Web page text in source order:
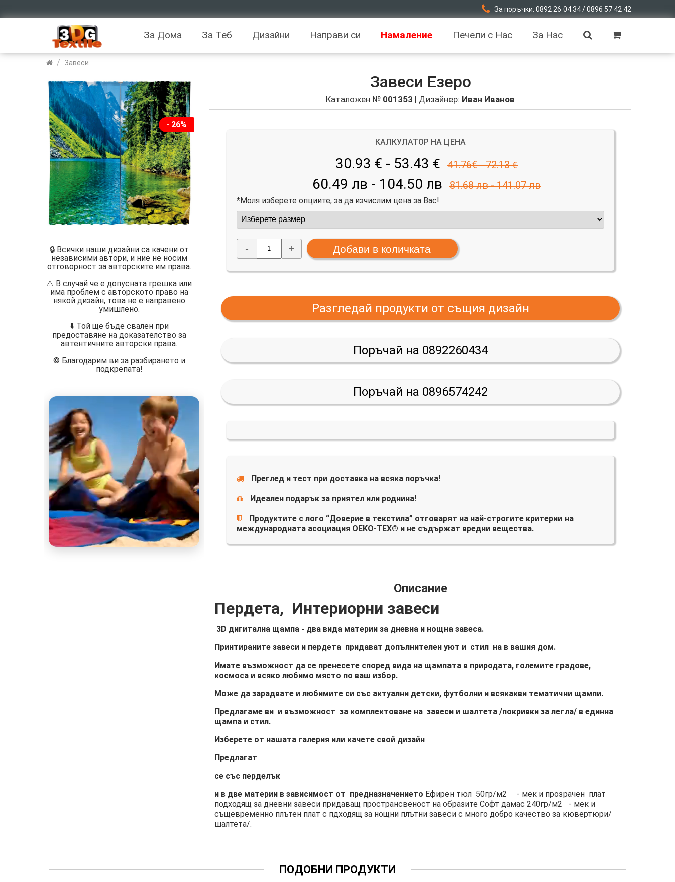
За поръчки: 0892 26 04 34 / 0896 57 42 42
За Дома За Теб Дизайни Направи си Намаление Печели с Нас За Нас
/ Завеси
- 26%
🔒 Всички наши дизайни са качени от
независими автори, и ние не носим
отговорност за авторските им права.
⚠️ В случай че е допусната грешка или
има проблем с авторското право на
някой дизайн, това не е направено
умишлено.
⬇️ Той ще бъде свален при
предоставяне на доказателство за
автентичните авторски права.
©️ Благодарим ви за разбирането и
подкрепата!
Завеси Езеро
Каталожен № 001353 | Дизайнер: Иван Иванов
КАЛКУЛАТОР НА ЦЕНА
30.93 € - 53.43 € 41.76€ - 72.13 €
60.49 лв - 104.50 лв 81.68 лв - 141.07 лв
*Моля изберете опциите, за да изчислим цена за Вас!
- +
Разгледай продукти от същия дизайн
Поръчай на 0892260434
Поръчай на 0896574242
Преглед и тест при доставка на всяка поръчка!
Идеален подарък за приятел или роднина!
Продуктите с лого “Доверие в текстила” отговарят на най-строгите критерии на
международната асоциация OEKO-TEX® и не съдържат вредни вещества.
Описание
Пердета, Интериорни завеси
3D дигитална щампа - два вида материи за дневна и нощна завеса.
Принтираните завеси и пердета придават допълнителен уют и стил на в вашия дом.
Имате възможност да се пренесете според вида на щампата в природата, големите градове,
космоса и всяко любимо място по ваш избор.
Може да зарадвате и любимите си със актуални детски, футболни и всякакви тематични щампи.
Предлагаме ви и възможност за комплектоване на завеси и шалтета /покривки за легла/ в единна
щампа и стил.
Изберете от нашата галерия или качете свой дизайн
Предлагат
се със перделък
и в две материи в зависимост от предназначението Ефирен тюл 50гр/м2 - мек и прозрачен плат
подходящ за дневни завеси придаващ пространсвеност на образите Софт дамас 240гр/м2 - мек и
същевременно плътен плат с пдходящ за нощни плътни завеси с много добро качество за кювертюри/
шалтета/.
ПОДОБНИ ПРОДУКТИ